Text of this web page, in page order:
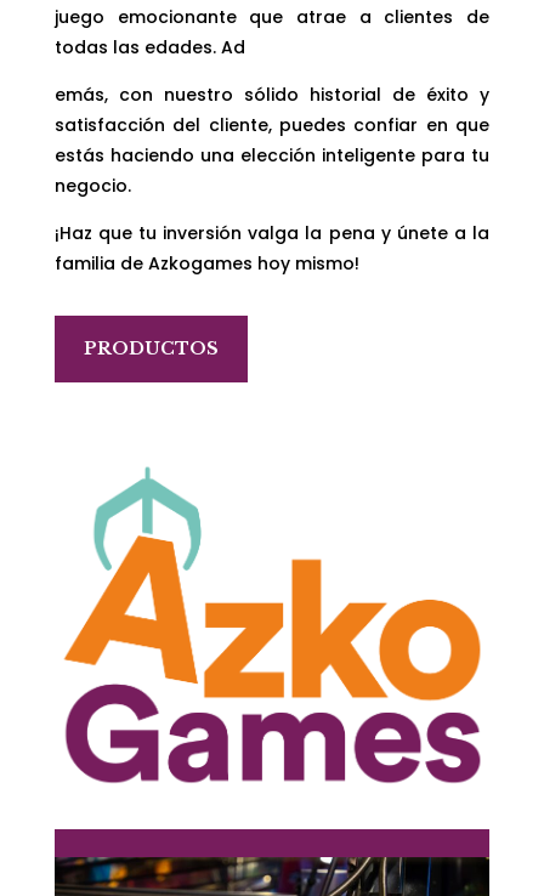
juego emocionante que atrae a clientes de
todas las edades. Ad
emás, con nuestro sólido historial de éxito y
satisfacción del cliente, puedes confiar en que
estás haciendo una elección inteligente para tu
negocio.
¡Haz que tu inversión valga la pena y únete a la
familia de Azkogames hoy mismo!
PRODUCTOS